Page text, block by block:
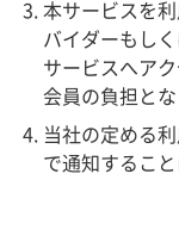
本サービスを
バイダーもし
サービスへア
会員の負担とな
当社の定める
で通知するこ